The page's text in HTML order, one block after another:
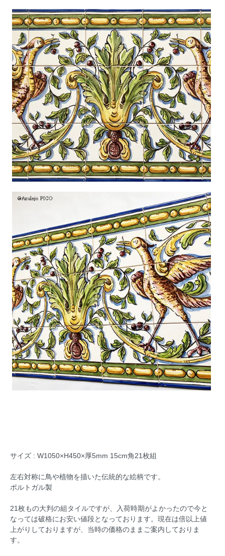
サイズ : W1050×H450×厚5mm 15cm角21枚組
左右対称に鳥や植物を描いた伝統的な絵柄です。
ポルトガル製
21枚もの大判の組タイルですが、入荷時期がよかったので今と
なっては破格にお安い値段となっております。現在は倍以上値
上がりしておりますが、当時の価格のままご案内しておりま
す。